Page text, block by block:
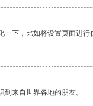
下，比如将设置页面进行
来自世界各地的朋友。